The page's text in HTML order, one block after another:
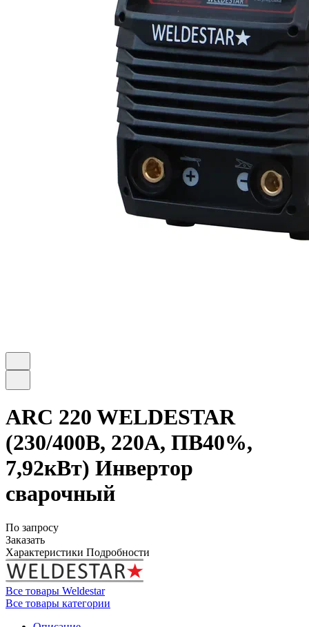
ARC 220 WELDESTAR
(230/400В, 220А, ПВ40%,
7,92кВт) Инвертор
сварочный
По запросу
Заказать
Характеристики Подробности
Все товары Weldestar
Все товары категории